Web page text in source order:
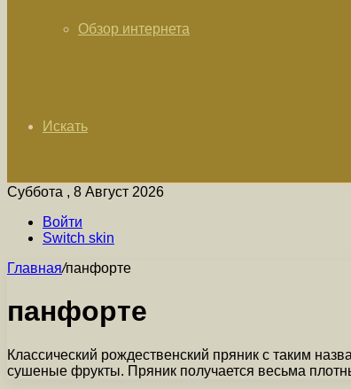
Обзор интернета
Искать
Суббота , 8 Август 2026
Войти
Switch skin
Главная/панфорте
панфорте
Классический рождественский пряник с таким
сушеные фрукты. Пряник получается весьма